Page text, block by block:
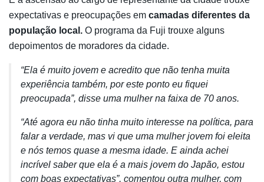
expectativas e preocupações em camadas diferentes da
população local. O programa da Fuji trouxe alguns
depoimentos de moradores da cidade.
“Ela é muito jovem e acredito que não tenha muita
experiência também, por este ponto eu fiquei
preocupada”, disse uma mulher na faixa de 70 anos.
“Até agora eu não tinha muito interesse na política, para
falar a verdade, mas vi que uma mulher jovem foi eleita
e nós temos quase a mesma idade. E ainda achei
incrível saber que ela é a mais jovem do Japão, estou
com boas expectativas”, comentou outra mulher, com